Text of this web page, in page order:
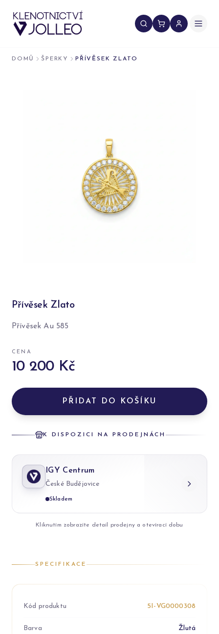
DOMŮ ŠPERKY PŘÍVĚSEK ZLATO
Přívěsek Zlato
Přívěsek Au 585
CENA
10 200 Kč
PŘIDAT DO KOŠÍKU
K DISPOZICI NA PRODEJNÁCH
IGY Centrum
České Budějovice
Skladem
Kliknutím zobrazíte detail prodejny a otevírací dobu
SPECIFIKACE
Kód produktu 5I-VG0000308
Barva Žlutá